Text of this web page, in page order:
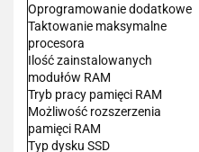
Oprogramowanie dodatkowe
Taktowanie maksymalne
procesora
Ilość zainstalowanych
modułów RAM
Tryb pracy pamięci RAM
Możliwość rozszerzenia
pamięci RAM
Typ dysku SSD